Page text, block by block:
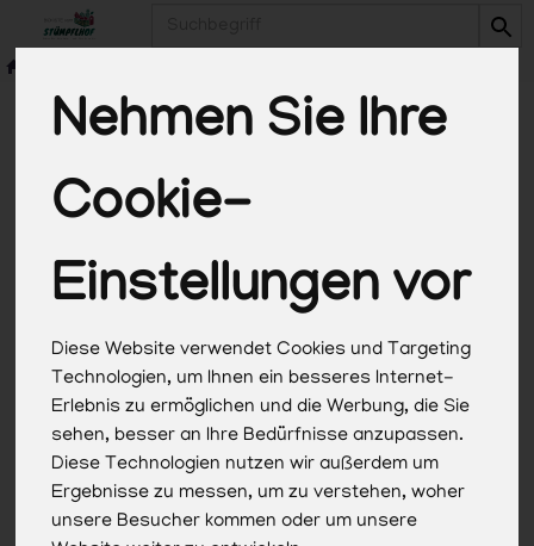
Nehmen Sie Ihre
Cookie-
Einstellungen vor
Diese Website verwendet Cookies und Targeting
Technologien, um Ihnen ein besseres Internet-
Erlebnis zu ermöglichen und die Werbung, die Sie
sehen, besser an Ihre Bedürfnisse anzupassen.
Diese Technologien nutzen wir außerdem um
Ergebnisse zu messen, um zu verstehen, woher
unsere Besucher kommen oder um unsere
*Alle Preise in Euro (€) inkl. gesetzlicher
optionaler Servicegebühren. Weitere Informationen
finden Siehier.